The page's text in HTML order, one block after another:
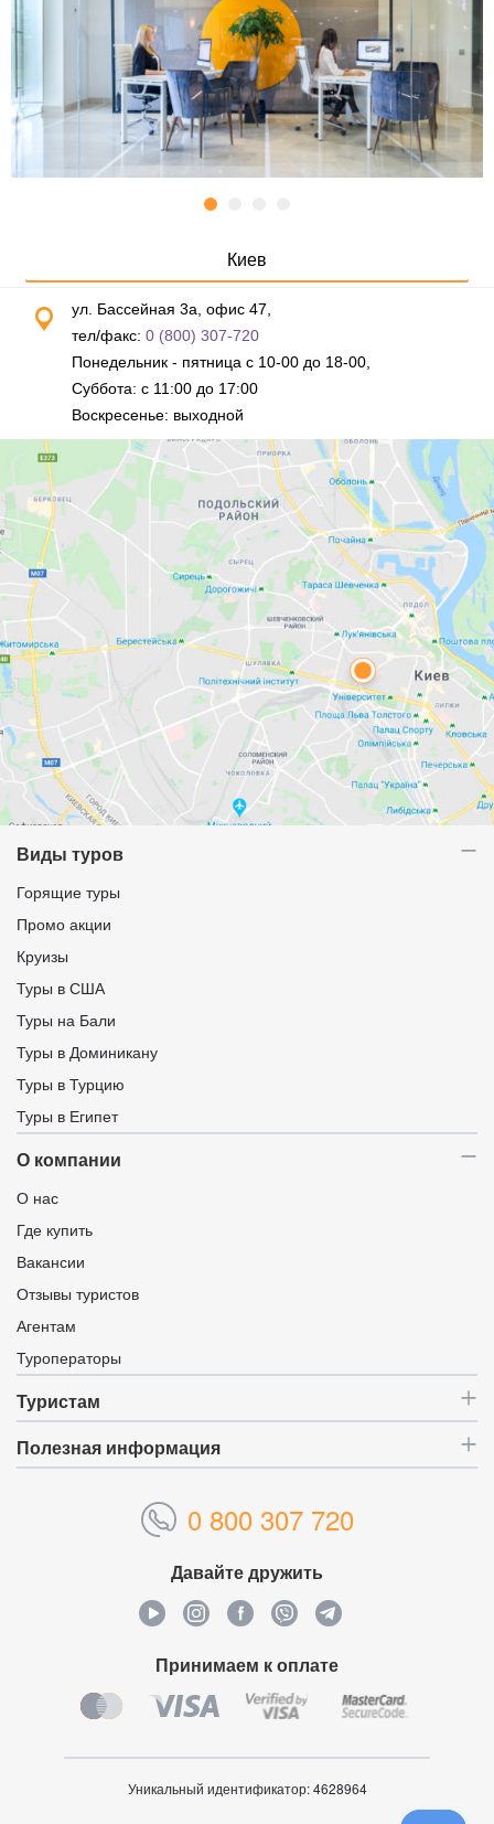
Киев
ул. Бассейная 3а, офис 47,
тел/факс: 0 (800) 307-720
Понедельник - пятница с 10-00 до 18-00,
Суббота: с 11:00 до 17:00
Воскресенье: выходной
Виды туров
Горящие туры
Промо акции
Круизы
Туры в США
Туры на Бали
Туры в Доминикану
Туры в Турцию
Туры в Египет
О компании
О нас
Где купить
Вакансии
Отзывы туристов
Агентам
Туроператоры
Туристам
Полезная информация
0 800 307 720
Давайте дружить
Принимаем к оплате
Уникальный идентификатор:4628964